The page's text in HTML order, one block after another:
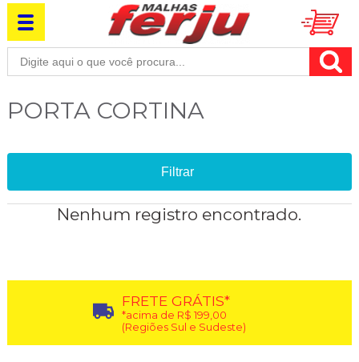
PORTA CORTINA
Filtrar
Nenhum registro encontrado.
FRETE GRÁTIS*
*acima de R$ 199,00
(Regiões Sul e Sudeste)